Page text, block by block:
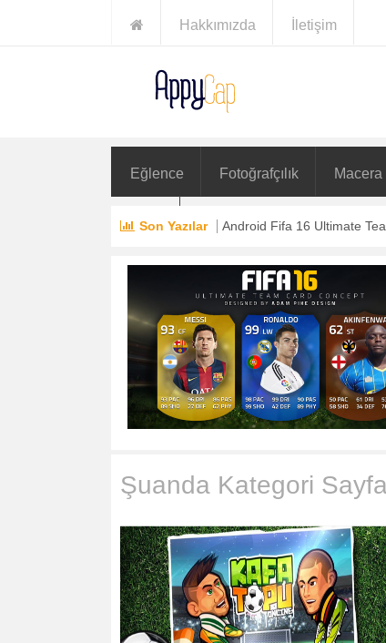
Hakkımızda İletişim
Eğlence Fotoğrafçılık Macera
Yarış
Son Yazılar Android Fifa 16 Ultimate
Şuanda Kategori